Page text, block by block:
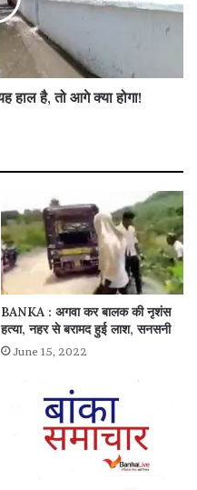
हाल है, तो आगे क्या होगा!
BANKA : अगवा कर बालक की नृशंस
हत्या, नहर से बरामद हुई लाश, सनसनी
June 15, 2022